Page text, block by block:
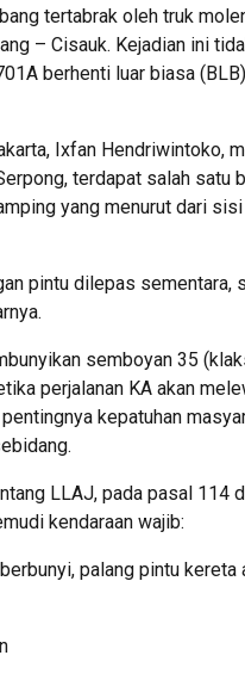
tertabrak oleh truk
– Cisauk. Kejadian ini
berhenti luar biasa
Ixfan Hendriwintoko,
terdapat salah satu
yang menurut dari
pintu dilepas
semboyan 35
perjalanan KA akan
kepatuhan
LLAJ, pada pasal 114
kendaraan wajib:
palang pintu